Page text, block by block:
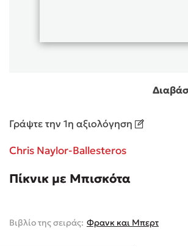
Κώστας Κρομμύδας
Γράψτε την 1η αξιολόγηση
Chris Naylor-Ballesteros
Πίκνικ με Μπισκότα
Βιβλίο της σειράς: Φρανκ και Μπερτ